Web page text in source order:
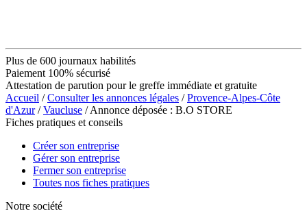
Plus de 600 journaux habilités
Paiement 100% sécurisé
Attestation de parution pour le greffe immédiate et gratuite
Accueil /Consulter les annonces légales /Provence-Alpes-Côte
d'Azur/Vaucluse / Annonce déposée : B.O STORE
Fiches pratiques et conseils
Créer son entreprise
Gérer son entreprise
Fermer son entreprise
Toutes nos fiches pratiques
Notre société